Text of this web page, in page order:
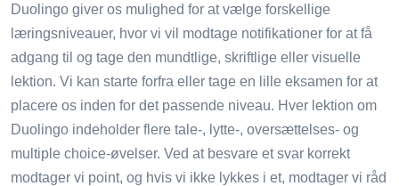
Duolingo giver os mulighed for at vælge forskellige
læringsniveauer, hvor vi vil modtage notifikationer for at få
adgang til og tage den mundtlige, skriftlige eller visuelle
lektion. Vi kan starte forfra eller tage en lille eksamen for at
placere os inden for det passende niveau. Hver lektion om
Duolingo indeholder flere tale-, lytte-, oversættelses- og
multiple choice-øvelser. Ved at besvare et svar korrekt
modtager vi point, og hvis vi ikke lykkes i et, modtager vi råd